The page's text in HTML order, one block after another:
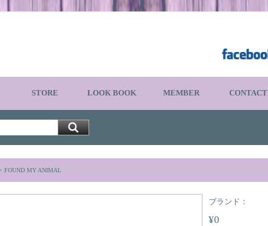
STORE LOOK BOOK MEMBER CONTACT
FOUND MY ANIMAL
ブランド：
¥0